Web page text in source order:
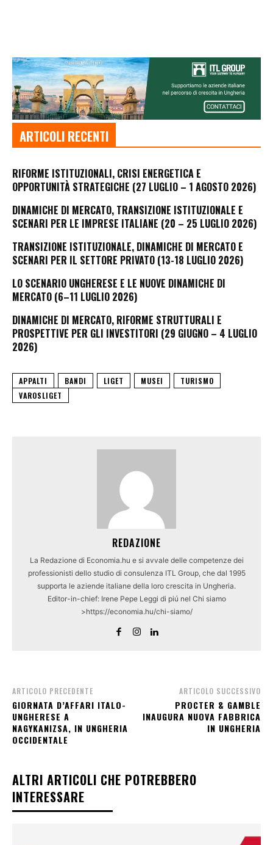
ARTICOLI RECENTI
RIFORME ISTITUZIONALI, CRISI ENERGETICA E
OPPORTUNITÀ STRATEGICHE (27 LUGLIO – 1 AGOSTO 2026)
DINAMICHE DI MERCATO, TRANSIZIONE ISTITUZIONALE E
SCENARI PER LE IMPRESE ITALIANE (20 – 25 LUGLIO 2026)
TRANSIZIONE ISTITUZIONALE, DINAMICHE DI MERCATO E
SCENARI PER IL SETTORE PRIVATO (13-18 LUGLIO 2026)
LO SCENARIO UNGHERESE E LE NUOVE DINAMICHE DI
MERCATO (6–11 LUGLIO 2026)
DINAMICHE DI MERCATO, RIFORME STRUTTURALI E
PROSPETTIVE PER GLI INVESTITORI (29 GIUGNO – 4 LUGLIO
2026)
APPALTI BANDI LIGET MUSEI
TURISMO
VAROSLIGET
REDAZIONE
La Redazione di Economia.hu e si avvale delle competenze dei
professionisti dello studio di consulenza ITL Group, che dal 1995
supporta le aziende italiane della loro crescita in Ungheria.
Editor-in-chief: Irene Pepe Leggi di piú nel Chi siamo
>https://economia.hu/chi-siamo/
ARTICOLO PRECEDENTE
GIORNATA D’AFFARI ITALO-
UNGHERESE A
NAGYKANIZSA, IN UNGHERIA
OCCIDENTALE
ARTICOLO SUCCESSIVO
PROCTER & GAMBLE
INAUGURA NUOVA FABBRICA
IN UNGHERIA
ALTRI ARTICOLI CHE POTREBBERO
INTERESSARE